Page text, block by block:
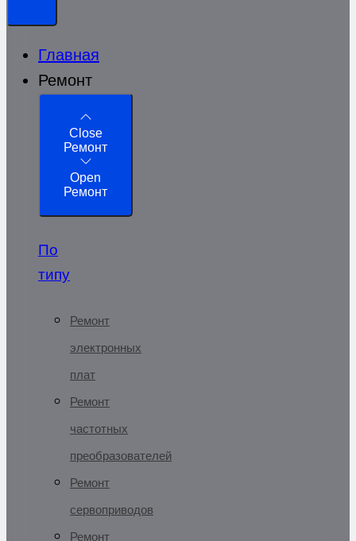
Главная
Ремонт
Close
Ремонт
Open
Ремонт
По
типу
Ремонт
электронных
плат
Ремонт
частотных
преобразователей
Ремонт
сервоприводов
Ремонт